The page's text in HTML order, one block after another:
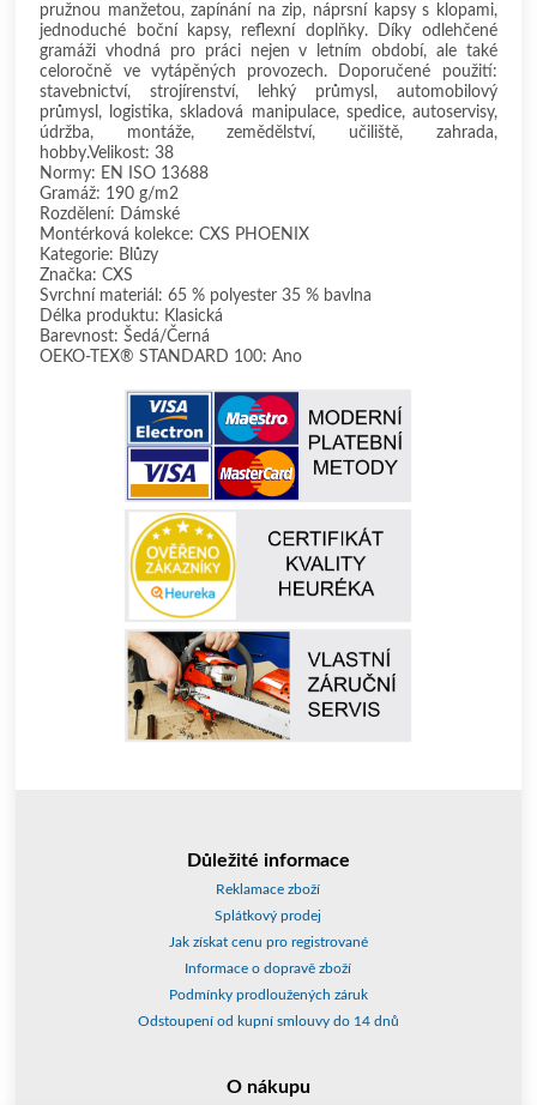
pružnou manžetou, zapínání na zip, náprsní kapsy s klopami,
jednoduché boční kapsy, reflexní doplňky. Díky odlehčené
gramáži vhodná pro práci nejen v letním období, ale také
celoročně ve vytápěných provozech. Doporučené použití:
stavebnictví, strojírenství, lehký průmysl, automobilový
průmysl, logistika, skladová manipulace, spedice, autoservisy,
údržba, montáže, zemědělství, učiliště, zahrada,
hobby.Velikost: 38
Normy: EN ISO 13688
Gramáž: 190 g/m2
Rozdělení: Dámské
Montérková kolekce: CXS PHOENIX
Kategorie: Blůzy
Značka: CXS
Svrchní materiál: 65 % polyester 35 % bavlna
Délka produktu: Klasická
Barevnost: Šedá/Černá
OEKO-TEX® STANDARD 100: Ano
Důležité informace
Reklamace zboží
Splátkový prodej
Jak získat cenu pro registrované
Informace o dopravě zboží
Podmínky prodloužených záruk
Odstoupení od kupní smlouvy do 14 dnů
O nákupu